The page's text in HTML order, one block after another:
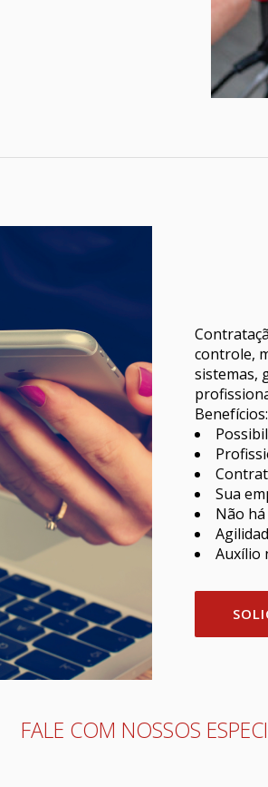
controle,
sistemas,
Benefícios:
Sua
Não
Auxílio
FALE COM NOSSOS